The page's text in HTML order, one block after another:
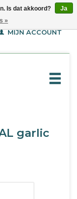
(€--,-
MIJN ACCOUNT
garlic
Is dat akkoord?
Ja
»